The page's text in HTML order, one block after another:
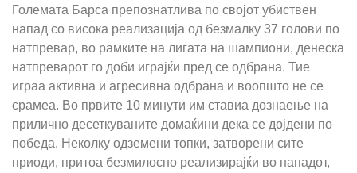
Големата Барса препознатлива по својот убиствен
напад со висока реализација од безмалку 37 голови по
натпревар, во рамките на лигата на шампиони, денеска
натпреварот го доби играјќи пред се одбрана. Тие
играа активна и агресивна одбрана и воопшто не се
срамеа. Во првите 10 минути им ставиа дознаење на
прилично десеткуваните домаќини дека се дојдени по
победа. Неколку одземени топки, затворени сите
приоди, притоа безмилосно реализирајќи во нападот,